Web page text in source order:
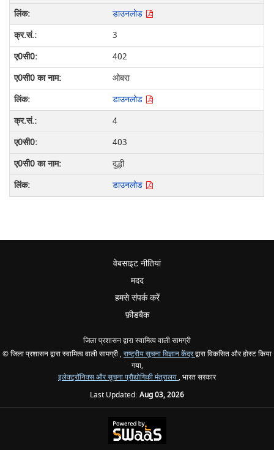
डाउनलोड
3
402
ओबरा
डाउनलोड
4
403
दुद्धी
डाउनलोड
वेबसाइट नीतियां
मदद
हमसे संपर्क करें
फ़ीडबैक
जिला प्रशासन द्वारा स्वामित्व वाली सामग्री
© जिला प्रशासन द्वारा स्वामित्व वाली सामग्री , राष्ट्रीय सूचना विज्ञान केंद्रद्वारा विकसित और होस्ट किया
गया,
इलेक्ट्रॉनिक्स और सूचना प्रौद्योगिकी मंत्रालय, भारत सरकार
Last Updated: Aug 03, 2026